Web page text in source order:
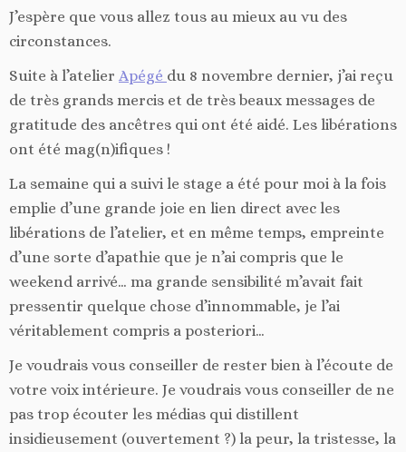
J’espère que vous allez tous au mieux au vu des
circonstances.
Suite à l’atelier Apégé du 8 novembre dernier, j’ai reçu
de très grands mercis et de très beaux messages de
gratitude des ancêtres qui ont été aidé. Les libérations
ont été mag(n)ifiques !
La semaine qui a suivi le stage a été pour moi à la fois
emplie d’une grande joie en lien direct avec les
libérations de l’atelier, et en même temps, empreinte
d’une sorte d’apathie que je n’ai compris que le
weekend arrivé… ma grande sensibilité m’avait fait
pressentir quelque chose d’innommable, je l’ai
véritablement compris a posteriori…
Je voudrais vous conseiller de rester bien à l’écoute de
votre voix intérieure. Je voudrais vous conseiller de ne
pas trop écouter les médias qui distillent
insidieusement (ouvertement ?) la peur, la tristesse, la